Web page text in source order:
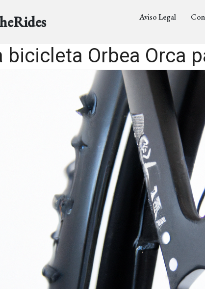
Aviso Legal
bicicleta Orbea Orca